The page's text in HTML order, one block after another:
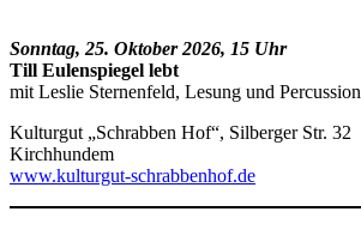
Sonntag, 25. Oktober 2026, 15 Uhr
Till Eulenspiegel lebt
mit Leslie Sternenfeld, Lesung und Percussion
Kulturgut „Schrabben Hof“, Silberger Str. 32
Kirchhundem
www.kulturgut-schrabbenhof.de